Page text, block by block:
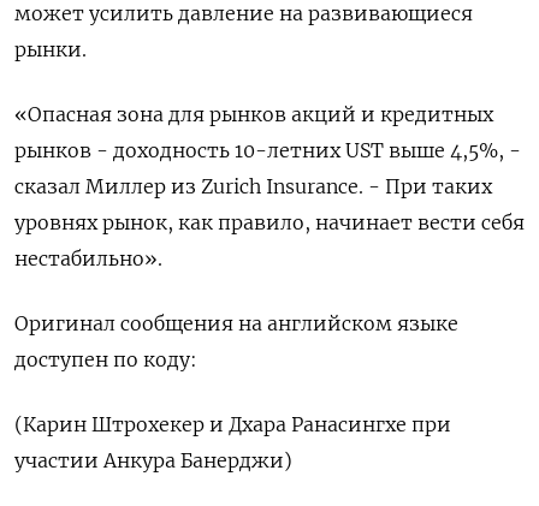
может усилить давление на развивающиеся
рынки.
«Опасная зона для рынков ​акций и кредитных
рынков - доходность 10-летних UST выше 4,5%, -
сказал Миллер из Zurich Insurance. - При таких
уровнях рынок, как правило, начинает вести себя
‌нестабильно».
Оригинал сообщения на английском языке
доступен по коду:
(Карин Штрохекер и Дхара Ранасингхе при
участии Анкура Банерджи)